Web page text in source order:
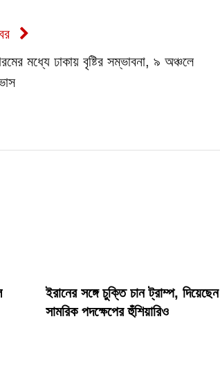
মধ্যে ঢাকায় বৃষ্টির সম্ভাবনা, ৯ অঞ্চলে
ইরানের সঙ্গে চুক্তি চান ট্রাম্প, দিয়েছেন
সামরিক পদক্ষেপের হুঁশিয়ারিও